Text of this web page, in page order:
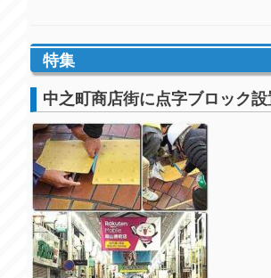
特集
中之町商店街に点字ブロック設